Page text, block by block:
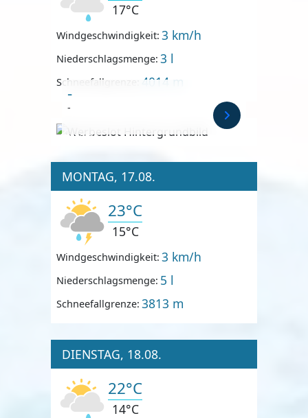
17°C
Windgeschwindigkeit: 3 km/h
Niederschlagsmenge: 3 l
Schneefallgrenze: 4014 m
Anzeige
-
-
MONTAG, 17.08.
23°C
15°C
Windgeschwindigkeit: 3 km/h
Niederschlagsmenge: 5 l
Schneefallgrenze: 3813 m
DIENSTAG, 18.08.
22°C
14°C